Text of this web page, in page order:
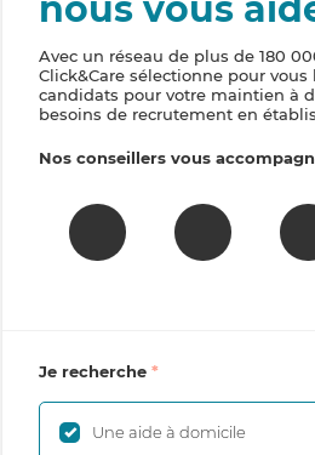
nous vous
Avec un réseau de plus de 180
Click&Care sélectionne pour
candidats pour votre maintien à
besoins de recrutement en
Nos conseillers vous
Je recherche
Une aide à domicile